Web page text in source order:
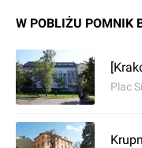
W POBLIŻU POMNIK
Plac